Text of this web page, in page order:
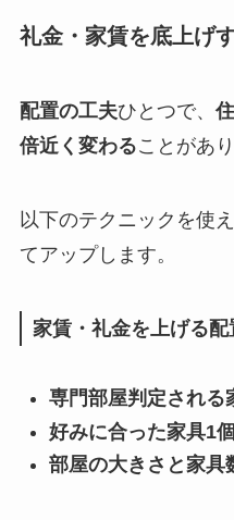
礼金・家賃を底上げ
配置の工夫ひとつで、
倍近く変わることがあり
以下のテクニックを使
てアップします。
家賃・礼金を上げる配
専門部屋判定される
好みに合った家具1
部屋の大きさと家具